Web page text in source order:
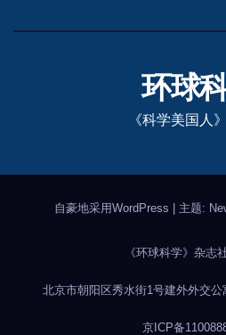
环球
《科学美国人
自豪地采用WordPress | 主题:
《环球科学》杂志
北京市朝阳区秀水街1号建外外交公
京ICP备